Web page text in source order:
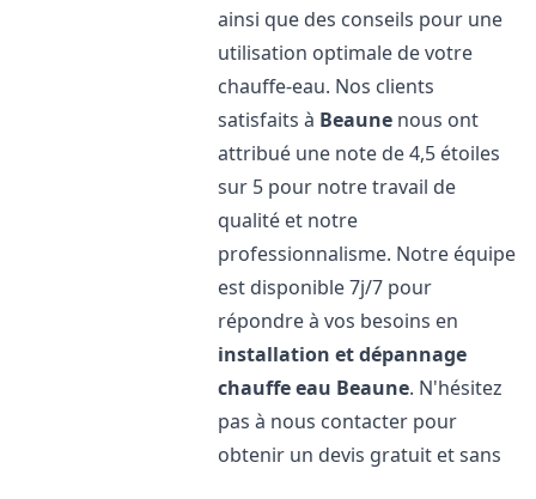
ainsi que des conseils pour une
utilisation optimale de votre
chauffe-eau. Nos clients
satisfaits à Beaune nous ont
attribué une note de 4,5 étoiles
sur 5 pour notre travail de
qualité et notre
professionnalisme. Notre équipe
est disponible 7j/7 pour
répondre à vos besoins en
installation et dépannage
chauffe eau Beaune. N'hésitez
pas à nous contacter pour
obtenir un devis gratuit et sans